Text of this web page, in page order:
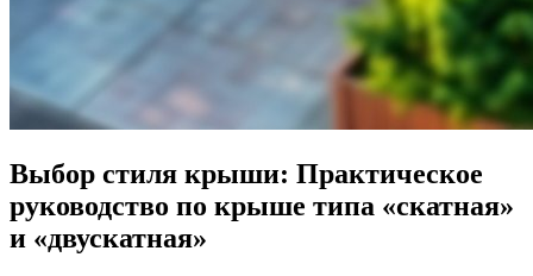
Выбор стиля крыши: Практическое
руководство по крыше типа «скатная»
и «двускатная»